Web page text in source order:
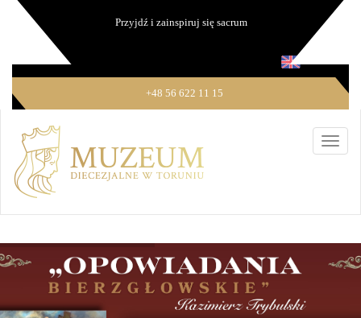
Przyjdź i zainspiruj się sacrum
+48 56 622 11 15